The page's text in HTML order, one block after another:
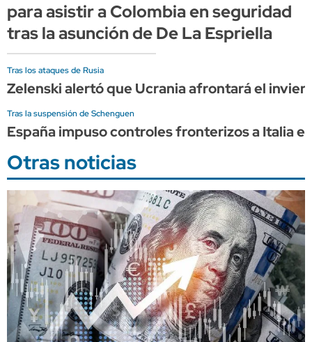
para asistir a Colombia en seguridad
tras la asunción de De La Espriella
Tras los ataques de Rusia
Zelenski alertó que Ucrania afrontará el
Tras la suspensión de Schenguen
España impuso controles fronterizos a Italia
Otras noticias